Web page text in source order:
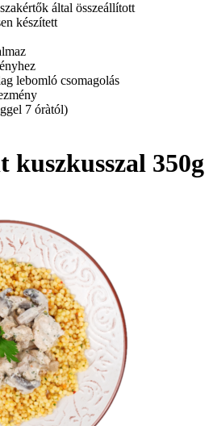
által összeállított
készített
lebomló csomagolás
7 óràtól)
kuszkusszal 350g